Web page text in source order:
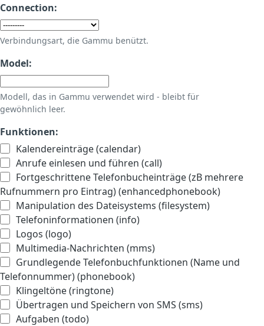
Connection:
Verbindungsart, die Gammu benützt.
Model:
Modell, das in Gammu verwendet wird - bleibt für
gewöhnlich leer.
Funktionen:
Kalendereinträge (calendar)
Anrufe einlesen und führen (call)
Fortgeschrittene Telefonbucheinträge (zB mehrere
Rufnummern pro Eintrag) (enhancedphonebook)
Manipulation des Dateisystems (filesystem)
Telefoninformationen (info)
Logos (logo)
Multimedia-Nachrichten (mms)
Grundlegende Telefonbuchfunktionen (Name und
Telefonnummer) (phonebook)
Klingeltöne (ringtone)
Übertragen und Speichern von SMS (sms)
Aufgaben (todo)